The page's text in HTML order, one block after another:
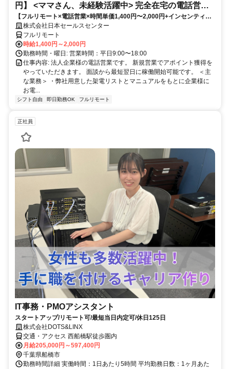
円】 <ママさん、未経験活躍中> 完全在宅の電話営業
で家庭と仕事の両立を実現
【フルリモート×電話営業×時間単価1,400円〜2,000円+インセンティブ
あり】 ＜ママさん、未経験活躍中＞ 完全在宅の電話営業で家庭と仕事の
両立を実現
株式会社日本セールスセンター
フルリモート
時給1,400円～2,000円
勤務時間・曜日: 営業時間：平日9:00〜18:00
仕事内容: 法人企業様の電話営業です。 新規営業でアポイント獲得を
やっていただきます。 面談から最短翌日に稼働開始可能です。 ＜主
な業務＞ ・弊社用意した架電リストとマニュアルをもとに企業様に
お電...
シフト自由 即日勤務OK フルリモート
正社員
IT事務・PMOアシスタント
スタートアップ/リモート可/最短当日内定可/休日125日
株式会社DOTS&LINX
交通・アクセス 西船橋駅徒歩圏内
月給205,000円～597,400円
千葉県船橋市
勤務時間詳細 実働時間：1日あたり5時間 平均勤務日数：1ヶ月あた